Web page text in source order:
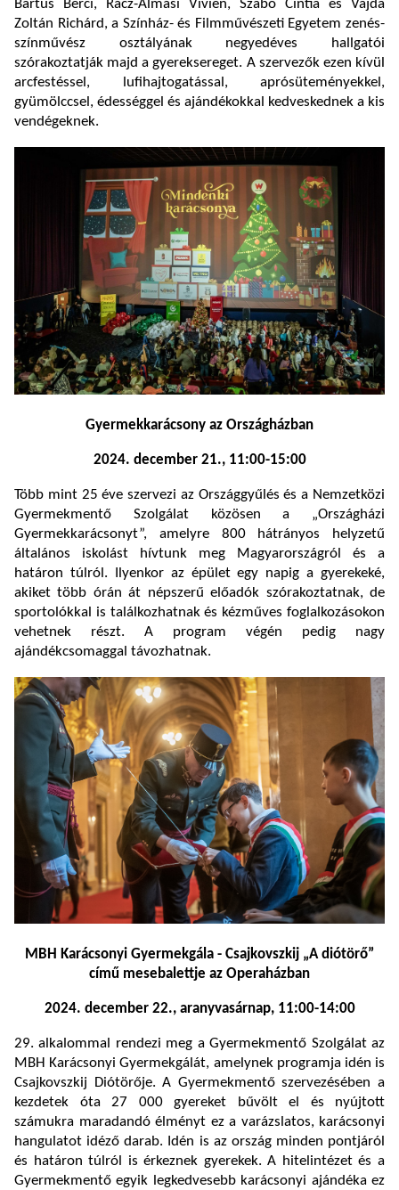
Bartus Berci, Rácz-Almási Vivien, Szabó Cintia és Vajda
Zoltán Richárd, a Színház- és Filmművészeti Egyetem zenés-
színművész osztályának negyedéves hallgatói
szórakoztatják majd a gyereksereget. A szervezők ezen kívül
arcfestéssel, lufihajtogatással, aprósüteményekkel,
gyümölccsel, édességgel és ajándékokkal kedveskednek a kis
vendégeknek.
Gyermekkarácsony az Országházban
2024. december 21., 11:00-15:00
Több mint 25 éve szervezi az Országgyűlés és a Nemzetközi
Gyermekmentő Szolgálat közösen a „Országházi
Gyermekkarácsonyt”, amelyre 800 hátrányos helyzetű
általános iskolást hívtunk meg Magyarországról és a
határon túlról. Ilyenkor az épület egy napig a gyerekeké,
akiket több órán át népszerű előadók szórakoztatnak, de
sportolókkal is találkozhatnak és kézműves foglalkozásokon
vehetnek részt. A program végén pedig nagy
ajándékcsomaggal távozhatnak.
MBH Karácsonyi Gyermekgála - Csajkovszkij „A diótörő”
című mesebalettje az Operaházban
2024. december 22., aranyvasárnap, 11:00-14:00
29. alkalommal rendezi meg a Gyermekmentő Szolgálat az
MBH Karácsonyi Gyermekgálát, amelynek programja idén is
Csajkovszkij Diótörője. A Gyermekmentő szervezésében a
kezdetek óta 27 000 gyereket bűvölt el és nyújtott
számukra maradandó élményt ez a varázslatos, karácsonyi
hangulatot idéző darab. Idén is az ország minden pontjáról
és határon túlról is érkeznek gyerekek. A hitelintézet és a
Gyermekmentő egyik legkedvesebb karácsonyi ajándéka ez